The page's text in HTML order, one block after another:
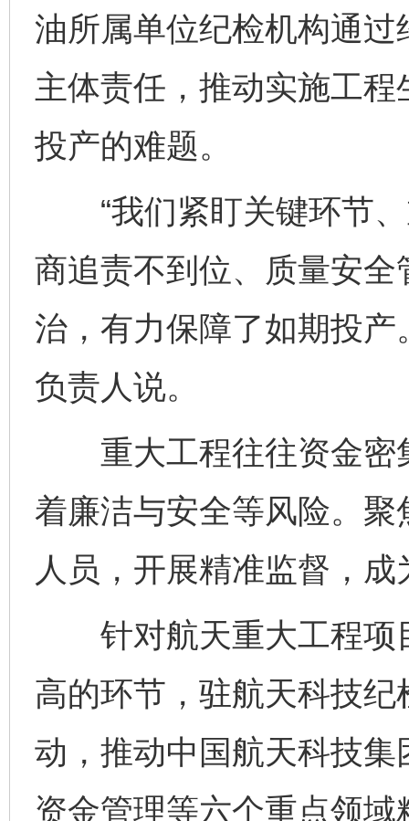
油所属单位纪检机构通
主体责任，推动实施工
投产的难题。
“我们紧盯关键环节、
商追责不到位、质量安
治，有力保障了如期投产
负责人说。
重大工程往往资金密
着廉洁与安全等风险。
人员，开展精准监督，
针对航天重大工程项
高的环节，驻航天科技纪
动，推动中国航天科技
资金管理等六个重点领